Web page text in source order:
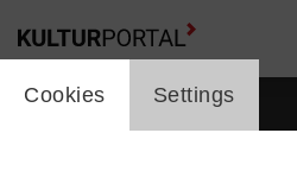
cookie_layer
Cookies Settings